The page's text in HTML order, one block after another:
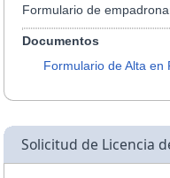
Formulario de
Documentos
Formulario de Alta en
Solicitud de Licencia